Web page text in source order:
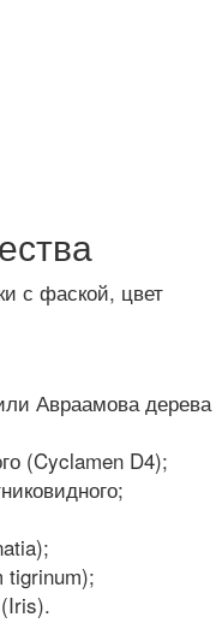
с фаской, цвет
Авраамова дерева
(Cyclamen D4);
tigrinum);